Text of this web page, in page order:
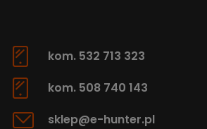
kom. 532 713 323
kom. 508 740 143
sklep@e-hunter.pl